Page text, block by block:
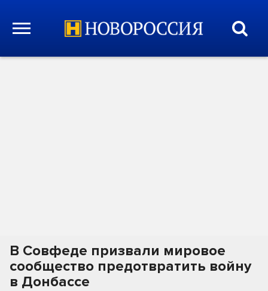
В Совфеде призвали мировое
сообщество предотвратить войну
в Донбассе